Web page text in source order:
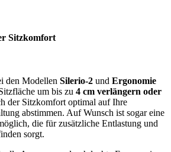
Sitzkomfort
den Modellen Silerio-2 und Ergonomie
um bis zu 4 cm verlängern oder
der Sitzkomfort optimal auf Ihre
abstimmen. Auf Wunsch ist sogar eine
die für zusätzliche Entlastung und
sorgt.